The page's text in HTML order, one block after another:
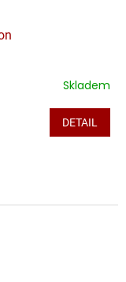
Skladem
DETAIL